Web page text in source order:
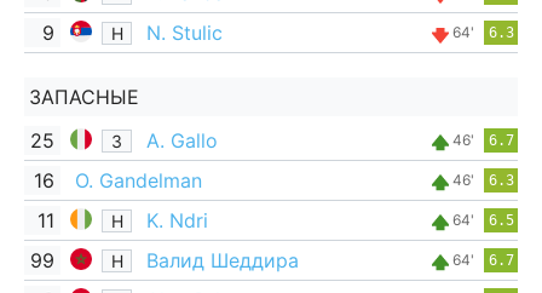
9 Н N. Stulic 64' 6.3
ЗАПАСНЫЕ
25
З A. Gallo 46' 6.7
16 O. Gandelman 46' 6.3
11 Н K. Ndri 64' 6.5
99 Н Валид Шеддира 64' 6.7